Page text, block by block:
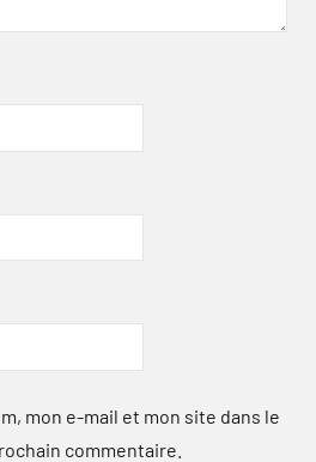
mon e-mail et mon site dans le
commentaire.